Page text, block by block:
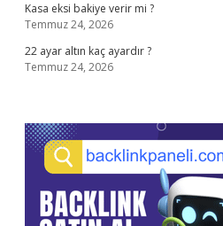
Kasa eksi bakiye verir mi ?
Temmuz 24, 2026
22 ayar altın kaç ayardır ?
Temmuz 24, 2026